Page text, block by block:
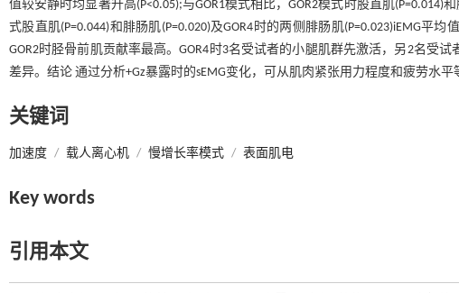
值较安静时均显著升高(P<0.05);与GOR1模式相比，GOR2模式时股直肌(P=0.014)
式股直肌(P=0.044)和腓肠肌(P=0.020)及GOR4时的两侧腓肠肌(P=0.023)iEMG平
GOR2时胫骨前肌贡献率最高。GOR4时3名受试者的小腿肌群先激活，另2名受
差异。结论 通过分析+Gz暴露时的sEMG变化，可从肌肉紧张用力程度和疲劳水
关键词
加速度 / 载人离心机 / 慢增长率模式 / 表面肌电
Key words
引用本文